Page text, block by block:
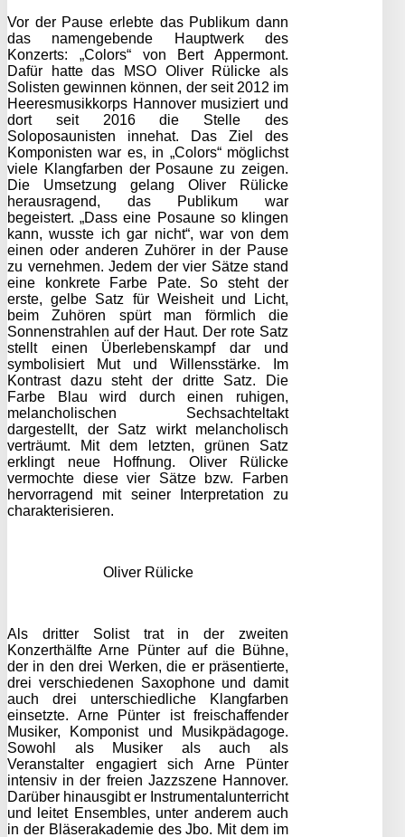
Vor der Pause erlebte das Publikum dann
das namengebende Hauptwerk des
Konzerts: „Colors“ von Bert Appermont.
Dafür hatte das MSO Oliver Rülicke als
Solisten gewinnen können, der seit 2012 im
Heeresmusikkorps Hannover musiziert und
dort seit 2016 die Stelle des
Soloposaunisten innehat. Das Ziel des
Komponisten war es, in „Colors“ möglichst
viele Klangfarben der Posaune zu zeigen.
Die Umsetzung gelang Oliver Rülicke
herausragend, das Publikum war
begeistert. „Dass eine Posaune so klingen
kann, wusste ich gar nicht“, war von dem
einen oder anderen Zuhörer in der Pause
zu vernehmen. Jedem der vier Sätze stand
eine konkrete Farbe Pate. So steht der
erste, gelbe Satz für Weisheit und Licht,
beim Zuhören spürt man förmlich die
Sonnenstrahlen auf der Haut. Der rote Satz
stellt einen Überlebenskampf dar und
symbolisiert Mut und Willensstärke. Im
Kontrast dazu steht der dritte Satz. Die
Farbe Blau wird durch einen ruhigen,
melancholischen Sechsachteltakt
dargestellt, der Satz wirkt melancholisch
verträumt. Mit dem letzten, grünen Satz
erklingt neue Hoffnung. Oliver Rülicke
vermochte diese vier Sätze bzw. Farben
hervorragend mit seiner Interpretation zu
charakterisieren.
Oliver Rülicke
Als dritter Solist trat in der zweiten
Konzerthälfte Arne Pünter auf die Bühne,
der in den drei Werken, die er präsentierte,
drei verschiedenen Saxophone und damit
auch drei unterschiedliche Klangfarben
einsetzte. Arne Pünter ist freischaffender
Musiker, Komponist und Musikpädagoge.
Sowohl als Musiker als auch als
Veranstalter engagiert sich Arne Pünter
intensiv in der freien Jazzszene Hannover.
Darüber hinausgibt er Instrumentalunterricht
und leitet Ensembles, unter anderem auch
in der Bläserakademie des Jbo. Mit dem im